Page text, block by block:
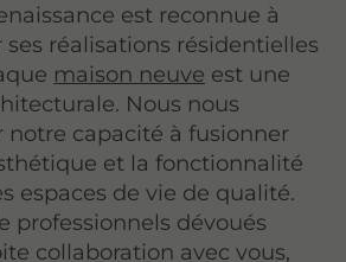
est reconnue à
réalisations résidentielles
maison neuve est une
Nous nous
notre capacité à fusionner
et la fonctionnalité
espaces de vie de qualité.
professionnels dévoués
collaboration avec vous,